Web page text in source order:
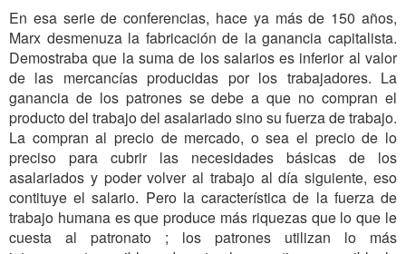
En esa serie de conferencias, hace ya más de 150 años,
Marx desmenuza la fabricación de la ganancia capitalista.
Demostraba que la suma de los salarios es inferior al valor
de las mercancías producidas por los trabajadores. La
ganancia de los patrones se debe a que no compran el
producto del trabajo del asalariado sino su fuerza de trabajo.
La compran al precio de mercado, o sea el precio de lo
preciso para cubrir las necesidades básicas de los
asalariados y poder volver al trabajo al día siguiente, eso
contituye el salario. Pero la característica de la fuerza de
trabajo humana es que produce más riquezas que lo que le
cuesta al patronato ; los patrones utilizan lo más